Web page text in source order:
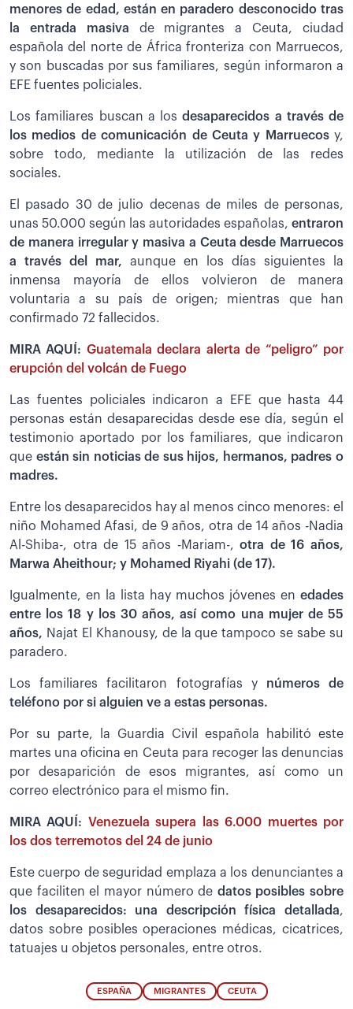
menores de edad, están en paradero desconocido tras
la entrada masiva de migrantes a Ceuta, ciudad
española del norte de África fronteriza con Marruecos,
y son buscadas por sus familiares, según informaron a
EFE fuentes policiales.
Los familiares buscan a losdesaparecidos a través de
los medios de comunicación de Ceuta y Marruecos y,
sobre todo, mediante la utilización de las redes
sociales.
El pasado 30 de julio decenas de miles de personas,
unas 50.000 según las autoridades españolas, entraron
de manera irregular y masiva a Ceuta desde Marruecos
a través del mar, aunque en los días siguientes la
inmensa mayoría de ellos volvieron de manera
voluntaria a su país de origen; mientras que han
confirmado 72 fallecidos.
MIRA AQUÍ: Guatemala declara alerta de “peligro” por
erupción del volcán de Fuego
Las fuentes policiales indicaron a EFE que hasta 44
personas están desaparecidas desde ese día, según el
testimonio aportado por los familiares, que indicaron
que están sin noticias de sus hijos, hermanos, padres o
madres.
Entre los desaparecidos hay al menos cinco menores: el
niño Mohamed Afasi, de 9 años, otra de 14 años -Nadia
Al-Shiba-, otra de 15 años -Mariam-,otra de 16 años,
Marwa Aheithour; y Mohamed Riyahi (de 17).
Igualmente, en la lista hay muchos jóvenes en edades
entre los 18 y los 30 años, así como una mujer de 55
años, Najat El Khanousy, de la que tampoco se sabe su
paradero.
Los familiares facilitaron fotografías ynúmeros de
teléfono por si alguien ve a estas personas.
Por su parte, la Guardia Civil española habilitó este
martes una oficina en Ceuta para recoger las denuncias
por desaparición de esos migrantes, así como un
correo electrónico para el mismo fin.
MIRA AQUÍ: Venezuela supera las 6.000 muertes por
los dos terremotos del 24 de junio
Este cuerpo de seguridad emplaza a los denunciantes a
que faciliten el mayor número de datos posibles sobre
los desaparecidos: una descripción física detallada,
datos sobre posibles operaciones médicas, cicatrices,
tatuajes u objetos personales, entre otros.
ESPAÑA MIGRANTES CEUTA